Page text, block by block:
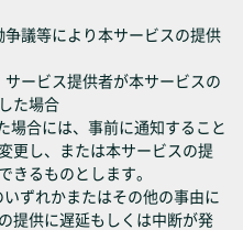
議等により本サービスの提供
ービス提供者が本サービスの
た場合
場合には、事前に通知すること
更し、または本サービスの提
きるものとします。
ずれかまたはその他の事由に
提供に遅延もしくは中断が発